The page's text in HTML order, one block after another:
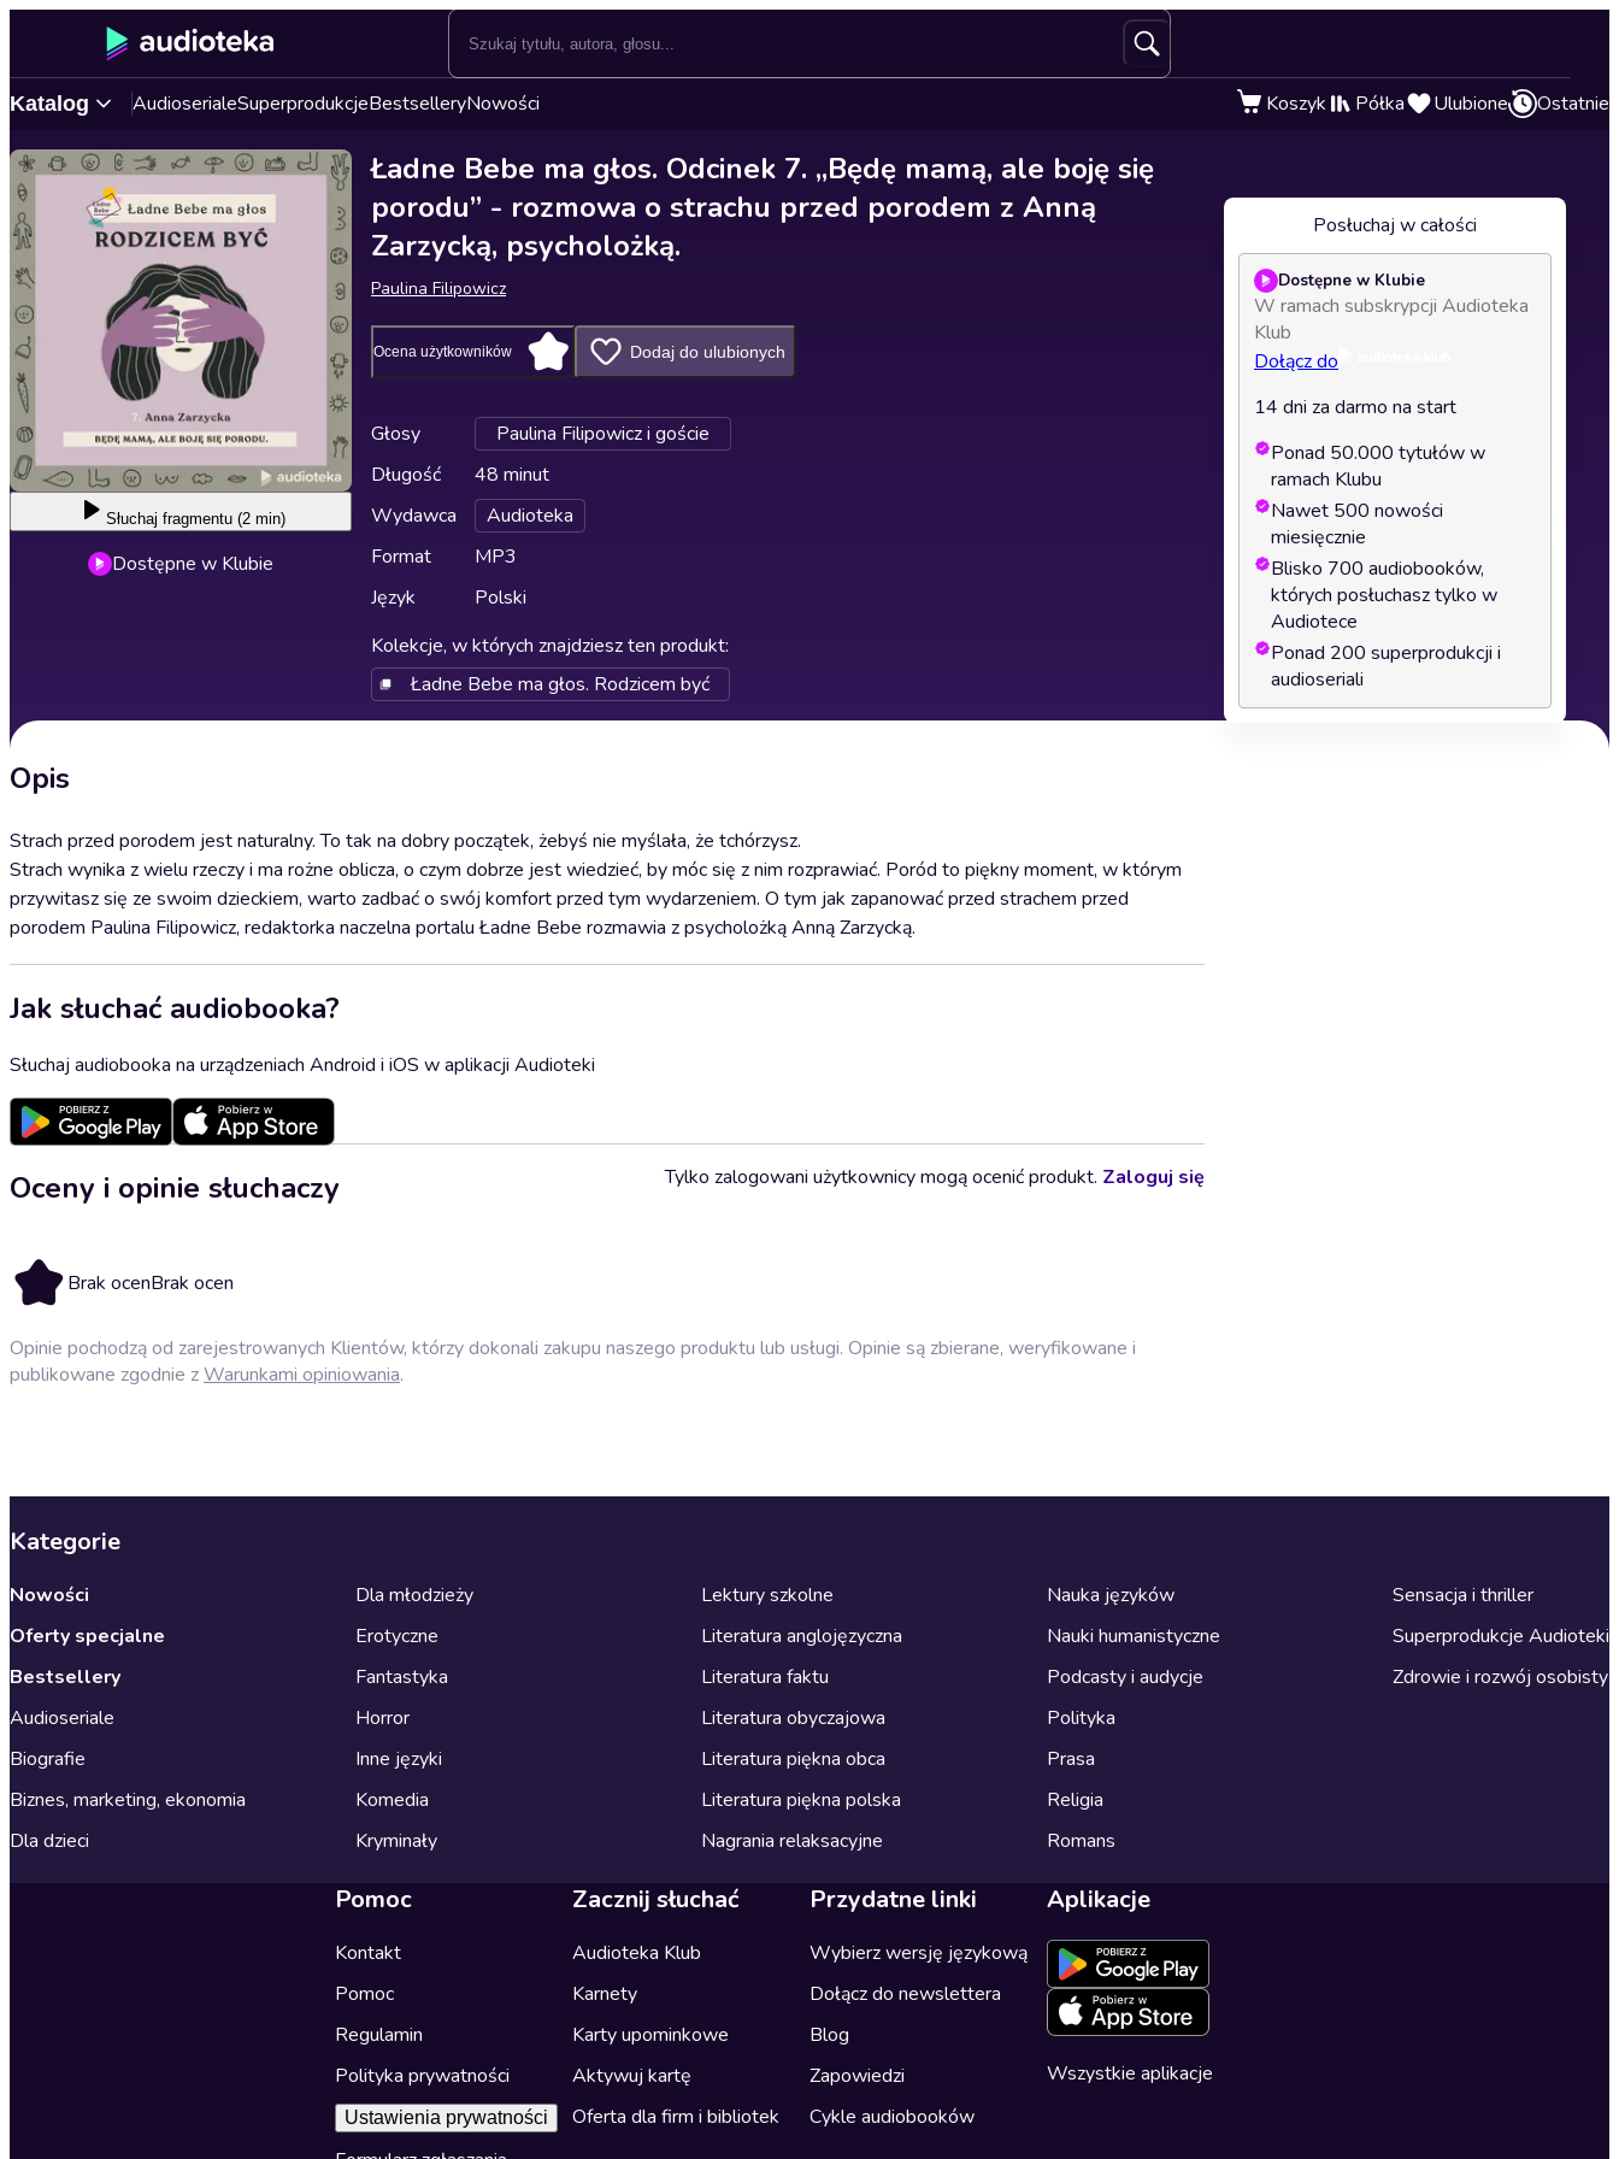
Katalog AudioserialeSuperprodukcjeBestselleryNowości Koszyk Półka Ulubione Ostatnie
Słuchaj fragmentu (2 min)
Dostępne w Klubie
Ładne Bebe ma głos. Odcinek 7. „Będę mamą, ale boję się
porodu” - rozmowa o strachu przed porodem z Anną
Zarzycką, psycholożką.
Paulina Filipowicz
Ocena użytkowników Dodaj do ulubionych
Głosy
Paulina Filipowicz i goście
Długość
48 minut
Wydawca
Audioteka
Format
MP3
Język
Polski
Kolekcje, w których znajdziesz ten produkt:
Ładne Bebe ma głos. Rodzicem być
Opis
Strach przed porodem jest naturalny. To tak na dobry początek, żebyś nie myślała, że tchórzysz.
Strach wynika z wielu rzeczy i ma rożne oblicza, o czym dobrze jest wiedzieć, by móc się z nim rozprawiać. Poród to piękny moment, w którym
przywitasz się ze swoim dzieckiem, warto zadbać o swój komfort przed tym wydarzeniem. O tym jak zapanować przed strachem przed
porodem Paulina Filipowicz, redaktorka naczelna portalu Ładne Bebe rozmawia z psycholożką Anną Zarzycką.
Jak słuchać audiobooka?
Słuchaj audiobooka na urządzeniach Android i iOS w aplikacji Audioteki
Oceny i opinie słuchaczy
Brak ocenBrak ocen
Tylko zalogowani użytkownicy mogą ocenić produkt. Zaloguj się
Opinie pochodzą od zarejestrowanych Klientów, którzy dokonali zakupu naszego produktu lub usługi. Opinie są zbierane, weryfikowane i
publikowane zgodnie zWarunkami opiniowania.
Posłuchaj w całości
Dostępne w Klubie
W ramach subskrypcji Audioteka
Klub
Dołącz do
14 dni za darmo na start
Ponad 50.000 tytułów w
ramach Klubu
Nawet 500 nowości
miesięcznie
Blisko 700 audiobooków,
których posłuchasz tylko w
Audiotece
Ponad 200 superprodukcji i
audioseriali
Kategorie
Nowości
Oferty specjalne
Bestsellery
Audioseriale
Biografie
Biznes, marketing, ekonomia
Dla dzieci
Dla młodzieży
Erotyczne
Fantastyka
Horror
Inne języki
Komedia
Kryminały
Lektury szkolne
Literatura anglojęzyczna
Literatura faktu
Literatura obyczajowa
Literatura piękna obca
Literatura piękna polska
Nagrania relaksacyjne
Nauka języków
Nauki humanistyczne
Podcasty i audycje
Polityka
Prasa
Religia
Romans
Sensacja i thriller
Superprodukcje Audioteki
Zdrowie i rozwój osobisty
Pomoc
Kontakt
Pomoc
Regulamin
Polityka prywatności
Ustawienia prywatności
Zacznij słuchać
Audioteka Klub
Karnety
Karty upominkowe
Aktywuj kartę
Oferta dla firm i bibliotek
Przydatne linki
Wybierz wersję językową
Dołącz do newslettera
Blog
Zapowiedzi
Cykle audiobooków
Aplikacje
Wszystkie aplikacje